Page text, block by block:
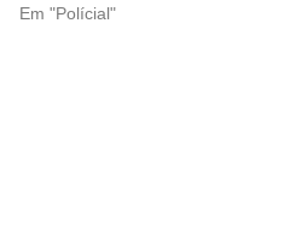
Em "Polícial"